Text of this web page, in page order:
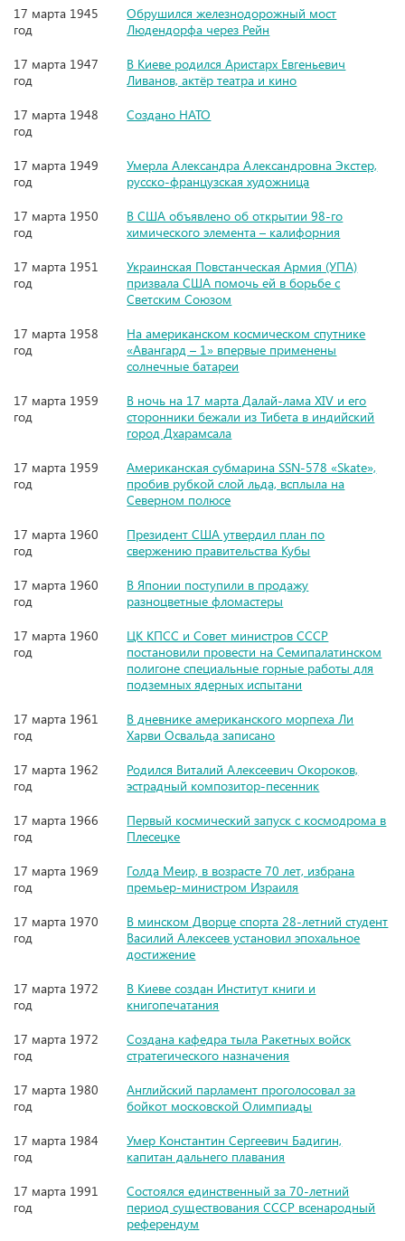
17 марта 1945
год
Обрушился железнодорожный мост
Людендорфа через Рейн
17 марта 1947
год
В Киеве родился Аристарх Евгеньевич
Ливанов, актёр театра и кино
17 марта 1948
год
Создано НАТО
17 марта 1949
год
Умерла Александра Александровна Экстер,
русско-французская художница
17 марта 1950
год
В США объявлено об открытии 98-го
химического элемента – калифорния
17 марта 1951
год
Украинская Повстанческая Армия (УПА)
призвала США помочь ей в борьбе с
Светским Союзом
17 марта 1958
год
На американском космическом спутнике
«Авангард – 1» впервые применены
солнечные батареи
17 марта 1959
год
В ночь на 17 марта Далай-лама XIV и его
сторонники бежали из Тибета в индийский
город Дхарамсала
17 марта 1959
год
Американская субмарина SSN-578 «Skate»,
пробив рубкой слой льда, всплыла на
Северном полюсе
17 марта 1960
год
Президент США утвердил план по
свержению правительства Кубы
17 марта 1960
год
В Японии поступили в продажу
разноцветные фломастеры
17 марта 1960
год
ЦК КПСС и Совет министров СССР
постановили провести на Семипалатинском
полигоне специальные горные работы для
подземных ядерных испытани
17 марта 1961
год
В дневнике американского морпеха Ли
Харви Освальда записано
17 марта 1962
год
Родился Виталий Алексеевич Окороков,
эстрадный композитор-песенник
17 марта 1966
год
Первый космический запуск с космодрома в
Плесецке
17 марта 1969
год
Голда Меир, в возрасте 70 лет, избрана
премьер-министром Израиля
17 марта 1970
год
В минском Дворце спорта 28-летний студент
Василий Алексеев установил эпохальное
достижение
17 марта 1972
год
В Киеве создан Институт книги и
книгопечатания
17 марта 1972
год
Создана кафедра тыла Ракетных войск
стратегического назначения
17 марта 1980
год
Английский парламент проголосовал за
бойкот московской Олимпиады
17 марта 1984
год
Умер Константин Сергеевич Бадигин,
капитан дальнего плавания
17 марта 1991
год
Состоялся единственный за 70-летний
период существования СССР всенародный
референдум